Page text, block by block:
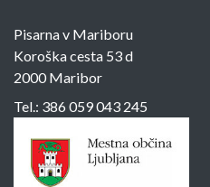
Pisarna v Mariboru
Koroška cesta 53 d
2000 Maribor
Tel.: 386 059 043 245